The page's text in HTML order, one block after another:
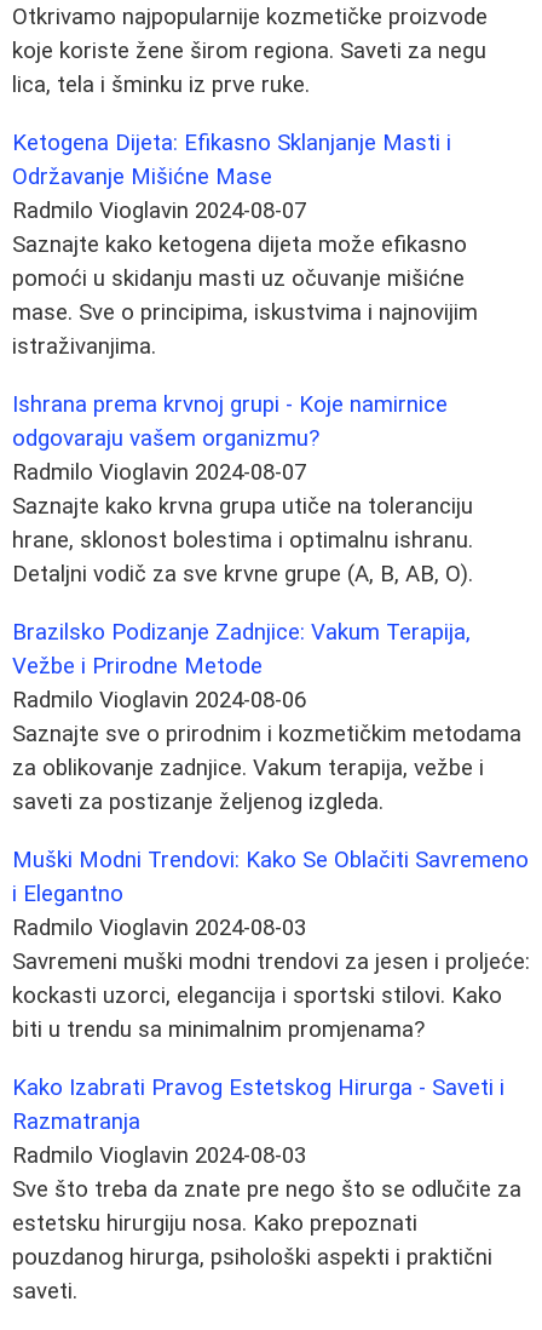
Otkrivamo najpopularnije kozmetičke proizvode
koje koriste žene širom regiona. Saveti za negu
lica, tela i šminku iz prve ruke.
Ketogena Dijeta: Efikasno Sklanjanje Masti i
Održavanje Mišićne Mase
Radmilo Vioglavin 2024-08-07
Saznajte kako ketogena dijeta može efikasno
pomoći u skidanju masti uz očuvanje mišićne
mase. Sve o principima, iskustvima i najnovijim
istraživanjima.
Ishrana prema krvnoj grupi - Koje namirnice
odgovaraju vašem organizmu?
Radmilo Vioglavin 2024-08-07
Saznajte kako krvna grupa utiče na toleranciju
hrane, sklonost bolestima i optimalnu ishranu.
Detaljni vodič za sve krvne grupe (A, B, AB, O).
Brazilsko Podizanje Zadnjice: Vakum Terapija,
Vežbe i Prirodne Metode
Radmilo Vioglavin 2024-08-06
Saznajte sve o prirodnim i kozmetičkim metodama
za oblikovanje zadnjice. Vakum terapija, vežbe i
saveti za postizanje željenog izgleda.
Muški Modni Trendovi: Kako Se Oblačiti Savremeno
i Elegantno
Radmilo Vioglavin 2024-08-03
Savremeni muški modni trendovi za jesen i proljeće:
kockasti uzorci, elegancija i sportski stilovi. Kako
biti u trendu sa minimalnim promjenama?
Kako Izabrati Pravog Estetskog Hirurga - Saveti i
Razmatranja
Radmilo Vioglavin 2024-08-03
Sve što treba da znate pre nego što se odlučite za
estetsku hirurgiju nosa. Kako prepoznati
pouzdanog hirurga, psihološki aspekti i praktični
saveti.